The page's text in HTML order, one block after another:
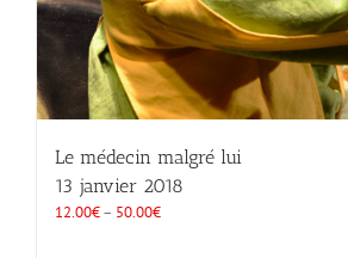
Le médecin malgré lui
13 janvier 2018
12.00€– 50.00€